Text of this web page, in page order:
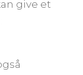
give et